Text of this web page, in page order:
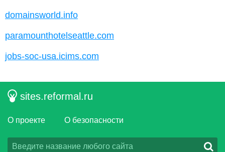
domainsworld.info
paramounthotelseattle.com
jobs-soc-usa.icims.com
sites.reformal.ru
О проекте О безопасности